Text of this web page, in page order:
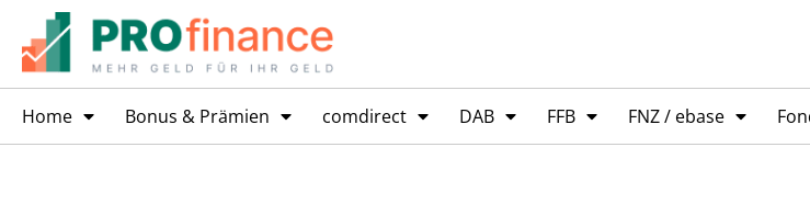
Home Bonus & Prämien comdirect DAB FFB FNZ / ebase